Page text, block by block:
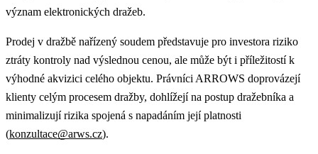
význam elektronických dražeb.
Prodej v dražbě nařízený soudem představuje pro investora riziko
ztráty kontroly nad výslednou cenou, ale může být i příležitostí k
výhodné akvizici celého objektu. Právníci ARROWS doprovázejí
klienty celým procesem dražby, dohlížejí na postup dražebníka a
minimalizují rizika spojená s napadáním její platnosti
(konzultace@arws.cz).